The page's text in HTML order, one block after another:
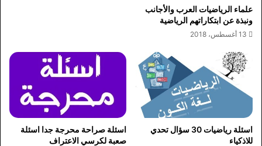
علماء الرياضيات العرب والأجانب
ونبذة عن ابتكاراتهم الرياضية
13 أغسطس، 2018
اسئلة رياضيات 30 سؤال تحدي
للاذكياء
اسئلة صراحة محرجة جدا اسئلة
صعبة لكرسي الاعتراف